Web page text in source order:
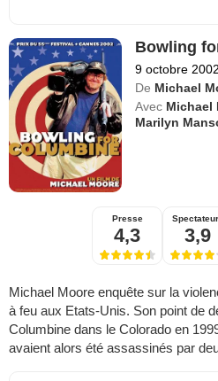
Bowling
9 octobre 2002
De Michael
Avec Michael
Marilyn
Presse
4,3 3,9
Michael Moore enquête sur la
à feu aux Etats-Unis. Son point de
Columbine dans le Colorado en
avaient alors été assassinés par